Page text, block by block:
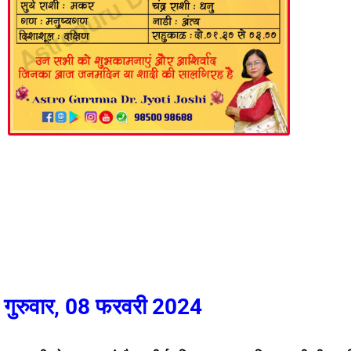
गुरुवार, 08 फरवरी 2024